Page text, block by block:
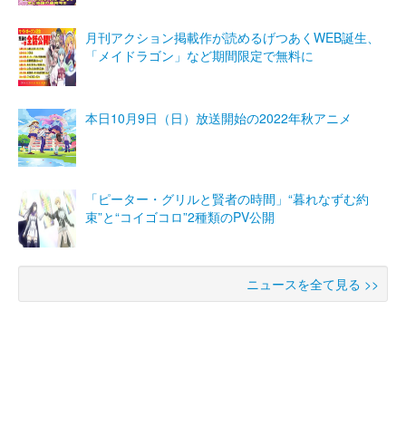
月刊アクション掲載作が読めるげつあくWEB誕生、
「メイドラゴン」など期間限定で無料に
本日10月9日（日）放送開始の2022年秋アニメ
「ピーター・グリルと賢者の時間」“暮れなずむ約
束”と“コイゴコロ”2種類のPV公開
ニュースを全て見る >>